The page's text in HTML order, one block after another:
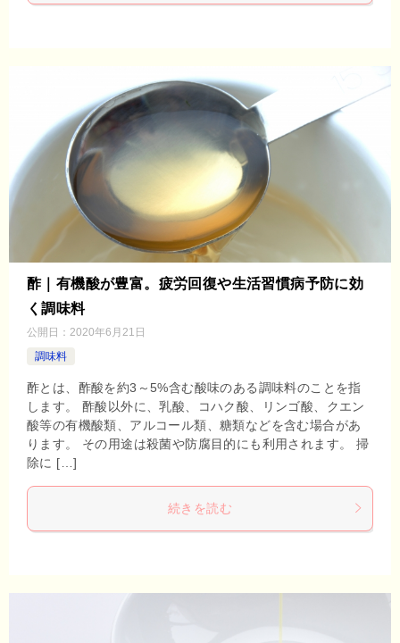
酢｜有機酸が豊富。疲労回復や生活習慣病予防に効
く調味料
公開日： 2020年6月21日
調味料
酢とは、酢酸を約3～5%含む酸味のある調味料のことを指
します。 酢酸以外に、乳酸、コハク酸、リンゴ酸、クエン
酸等の有機酸類、アルコール類、糖類などを含む場合があ
ります。 その用途は殺菌や防腐目的にも利用されます。 掃
除に […]
続きを読む